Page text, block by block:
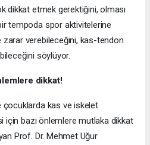
dikkat etmek gerektiğini, olması
tempoda spor aktivitelerine
zarar verebileceğini, kas-tendon
söylüyor.
dikkat!
çocuklarda kas ve iskelet
için bazı önlemlere mutlaka dikkat
Prof. Dr. Mehmet Uğur